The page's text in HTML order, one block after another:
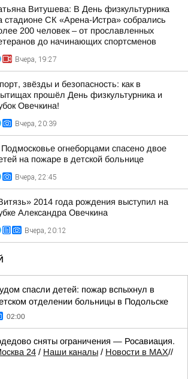
Витушева: В День физкультурника
стадионе СК «Арена-Истра» собрались
200 человек – от прославленных
до начинающих спортсменов
Вчера, 19:27
звёзды и безопасность: как в
прошёл День физкультурника и
Овечкина!
Вчера, 20:39
огнеборцами спасено двое
на пожаре в детской больнице
Вчера, 22:45
2014 года рождения выступил на
Александра Овечкина
Вчера, 20:12
спасли детей: пожар вспыхнул в
отделении больницы в Подольске
02:00
сняты ограничения — Росавиация.
24 / Наши каналы / Новости в MAX//